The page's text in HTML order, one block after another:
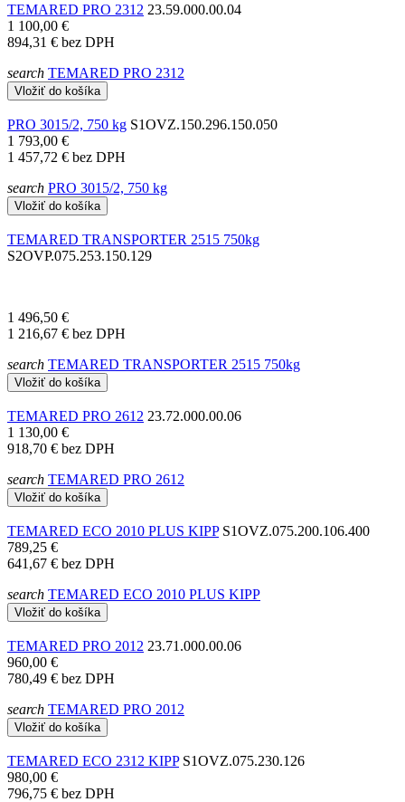
TEMARED PRO 2312 23.59.000.00.04
1 100,00 €
894,31 € bez DPH
search TEMARED PRO 2312
Vložiť do košíka
PRO 3015/2, 750 kg S1OVZ.150.296.150.050
1 793,00 €
1 457,72 € bez DPH
search PRO 3015/2, 750 kg
Vložiť do košíka
TEMARED TRANSPORTER 2515 750kg
S2OVP.075.253.150.129
1 496,50 €
1 216,67 € bez DPH
search TEMARED TRANSPORTER 2515 750kg
Vložiť do košíka
TEMARED PRO 2612 23.72.000.00.06
1 130,00 €
918,70 € bez DPH
search TEMARED PRO 2612
Vložiť do košíka
TEMARED ECO 2010 PLUS KIPP S1OVZ.075.200.106.400
789,25 €
641,67 € bez DPH
search TEMARED ECO 2010 PLUS KIPP
Vložiť do košíka
TEMARED PRO 2012 23.71.000.00.06
960,00 €
780,49 € bez DPH
search TEMARED PRO 2012
Vložiť do košíka
TEMARED ECO 2312 KIPP S1OVZ.075.230.126
980,00 €
796,75 € bez DPH